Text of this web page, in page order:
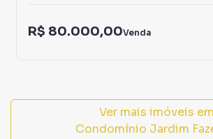
e barracões para venda ou locação, além
R$ 80.000,00Venda
Ver mais imóveis em
Condomínio Jardim